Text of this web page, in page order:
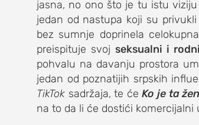
jasna, no ono što je tu istu
jedan od nastupa koji su
bez sumnje doprinela
preispituje svoj seksualni i
pohvalu na davanju prostora
jedan od poznatijih srpskih
TikTok sadržaja, te ćeKo je ta
na to da li će dostići komercijalni